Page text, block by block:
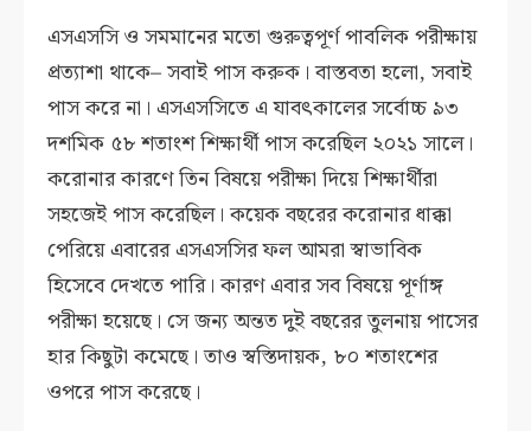
এসএসসি ও সমমানের মতো গুরুত্বপূর্ণ পাবলিক পরীক্ষায়
প্রত্যাশা থাকে– সবাই পাস করুক। বাস্তবতা হলো, সবাই
পাস করে না। এসএসসিতে এ যাবৎকালের সর্বোচ্চ ৯৩
দশমিক ৫৮ শতাংশ শিক্ষার্থী পাস করেছিল ২০২১ সালে।
করোনার কারণে তিন বিষয়ে পরীক্ষা দিয়ে শিক্ষার্থীরা
সহজেই পাস করেছিল। কয়েক বছরের করোনার ধাক্কা
পেরিয়ে এবারের এসএসসির ফল আমরা স্বাভাবিক
হিসেবে দেখতে পারি। কারণ এবার সব বিষয়ে পূর্ণাঙ্গ
পরীক্ষা হয়েছে। সে জন্য অন্তত দুই বছরের তুলনায় পাসের
হার কিছুটা কমেছে। তাও স্বস্তিদায়ক, ৮০ শতাংশের
ওপরে পাস করেছে।